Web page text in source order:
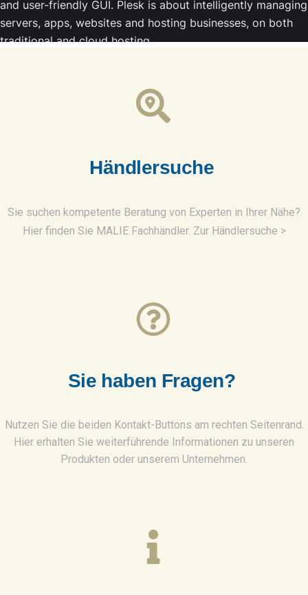
Händlersuche
Sie suchen kompetente Beratung von Experten in Ihrer Nähe?
Hier finden Sie MALIE Fachhändler. Zur Händlersuche >
Sie haben Fragen?
Nutzen Sie die beiden Kontakt-Buttons am rechten Seitenrand.
Hier erhalten Sie weiterführende Informationen zu unseren
Produkten oder unserem Unternehmen.